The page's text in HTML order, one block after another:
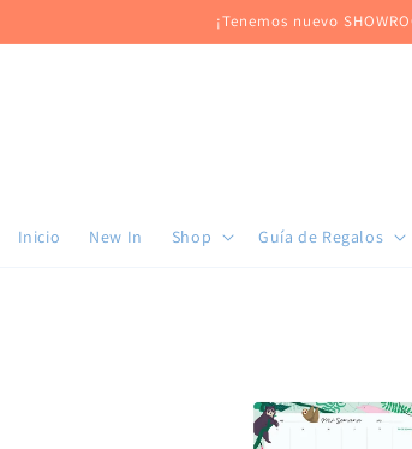
¡Tenemos nuevo
Inicio New In Shop Guía de Regalos